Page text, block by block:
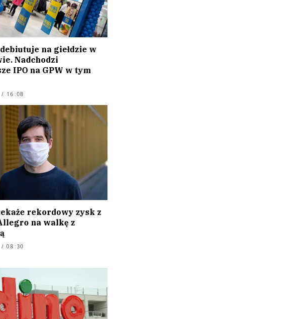
na giełdzie w
Nadchodzi
IPO na GPW w tym
16:08
rekordowy zysk z
na walkę z
08:30